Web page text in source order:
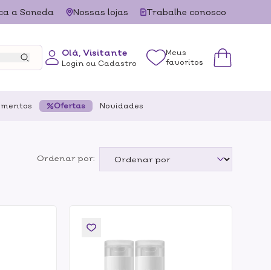
a Soneda Nossas lojas Trabalhe conosco
Olá, Visitante
Login ou Cadastro
Meus
favoritos
Ofertas Novidades
Ordenar por: